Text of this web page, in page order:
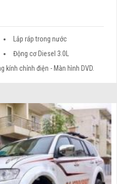
Lắp ráp trong nước
Động cơ Diesel 3.0L
kính chỉnh điện - Màn hình DVD.